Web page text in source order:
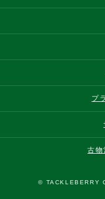
プ
古物
© TACKLEBERRY